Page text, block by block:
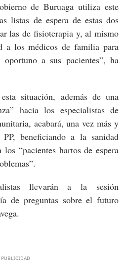
de Buruaga utiliza este
listas de espera de estas dos
las de fisioterapia y, al mismo
a los médicos de familia para
a sus pacientes”, ha
situación, además de una
hacia los especialistas de
acabará, una vez más y
beneficiando a la sanidad
“pacientes hartos de espera
llevarán a la sesión
de preguntas sobre el futuro